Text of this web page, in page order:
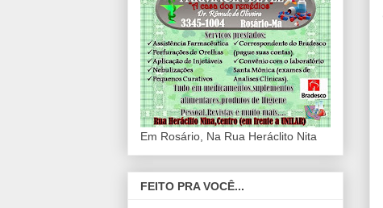
Em Rosário, Na Rua Heráclito Nita
FEITO PRA VOCÊ...